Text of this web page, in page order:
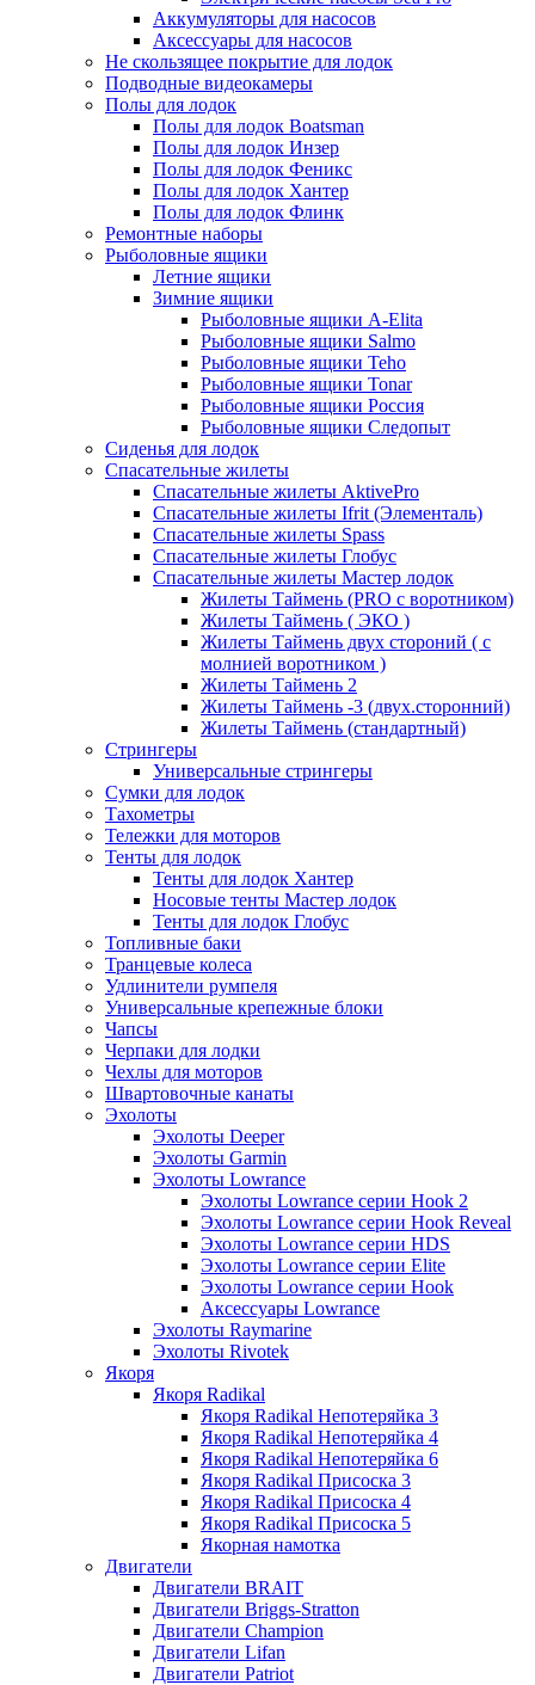
Аккумуляторы для насосов
Аксессуары для насосов
Не скользящее покрытие для лодок
Подводные видеокамеры
Полы для лодок
Полы для лодок Boatsman
Полы для лодок Инзер
Полы для лодок Феникс
Полы для лодок Хантер
Полы для лодок Флинк
Ремонтные наборы
Рыболовные ящики
Летние ящики
Зимние ящики
Рыболовные ящики A-Elita
Рыболовные ящики Salmo
Рыболовные ящики Teho
Рыболовные ящики Tonar
Рыболовные ящики Россия
Рыболовные ящики Следопыт
Сиденья для лодок
Спасательные жилеты
Спасательные жилеты AktivePro
Спасательные жилеты Ifrit (Элементаль)
Спасательные жилеты Spass
Спасательные жилеты Глобус
Спасательные жилеты Мастер лодок
Жилеты Таймень (PRO c воротником)
Жилеты Таймень ( ЭКО )
Жилеты Таймень двух стороний ( с
молнией воротником )
Жилеты Таймень 2
Жилеты Таймень -3 (двух.сторонний)
Жилеты Таймень (стандартный)
Стрингеры
Универсальные стрингеры
Сумки для лодок
Тахометры
Тележки для моторов
Тенты для лодок
Тенты для лодок Хантер
Носовые тенты Мастер лодок
Тенты для лодок Глобус
Топливные баки
Транцевые колеса
Удлинители румпеля
Универсальные крепежные блоки
Чапсы
Черпаки для лодки
Чехлы для моторов
Швартовочные канаты
Эхолоты
Эхолоты Deeper
Эхолоты Garmin
Эхолоты Lowrance
Эхолоты Lowrance серии Hook 2
Эхолоты Lowrance серии Hook Reveal
Эхолоты Lowrance серии HDS
Эхолоты Lowrance серии Elite
Эхолоты Lowrance серии Hook
Аксессуары Lowrance
Эхолоты Raymarine
Эхолоты Rivotek
Якоря
Якоря Radikal
Якоря Radikal Непотеряйка 3
Якоря Radikal Непотеряйка 4
Якоря Radikal Непотеряйка 6
Якоря Radikal Присоска 3
Якоря Radikal Присоска 4
Якоря Radikal Присоска 5
Якорная намотка
Двигатели
Двигатели BRAIT
Двигатели Briggs-Stratton
Двигатели Champion
Двигатели Lifan
Двигатели Patriot